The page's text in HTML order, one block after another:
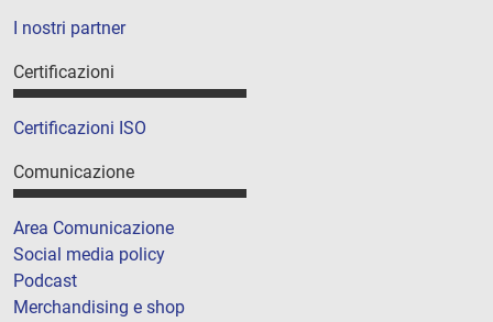
I nostri partner
Certificazioni
Certificazioni ISO
Comunicazione
Area Comunicazione
Social media policy
Podcast
Merchandising e shop